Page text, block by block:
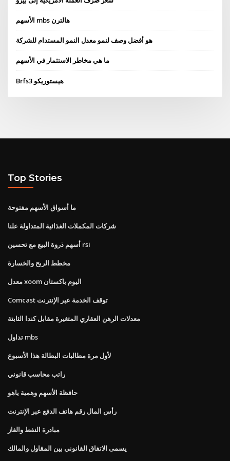
الأسهم mbs هالترن
هو أفضل وصف لنمو معدل النمو المستدام للشركة
ما هي مخاطر الاستثمار في الأسهم
Brfs3 هيستوريكو
Top Stories
ما أسواق الأسهم مفتوحة
شركات المكملات الغذائية المتداولة علنا
أسهم ذروة البيع مع تحسين rsi
مخطط الربح والخسارة
معدل xoom اليوم باكستان
Comcast توقف الخدمة عبر الإنترنت
معدلات الرهن العقاري المتغيرة مقابل كندا الثابتة
تداول mbs
لأول مرة مطالبات البطالة هذا الأسبوع
راتب محاسب قانوني
حافظة الأسهم وهمية ياهو
رأس المال رقم هاتف الدفع عبر الإنترنت
مبادرة النفط والغاز
يسمى الاتفاق القانوني بين المقاول والمالك